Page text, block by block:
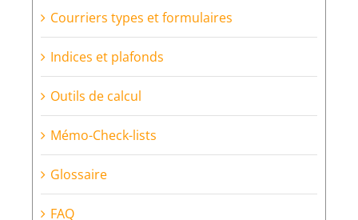
Diagnostic d’insonorisation – Aéroport
Paris-Orly
Courriers types et formulaires
Indices et plafonds
Outils de calcul
Mémo-Check-lists